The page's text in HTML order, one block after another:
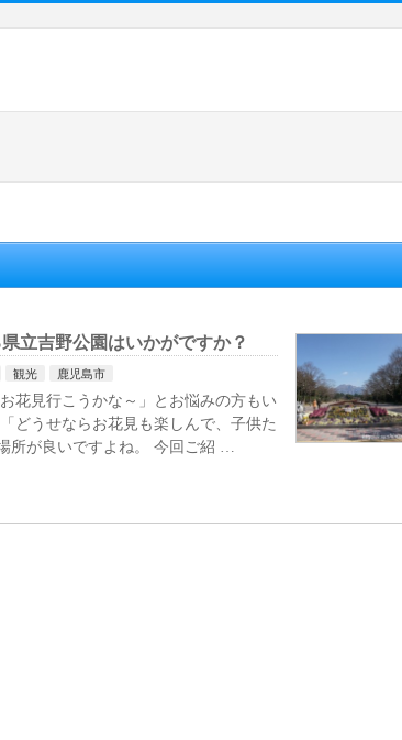
立吉野公園はいかがですか？
観光 鹿児島市
花見行こうかな～」とお悩みの方もい
どうせならお花見も楽しんで、子供た
所が良いですよね。 今回ご紹 …